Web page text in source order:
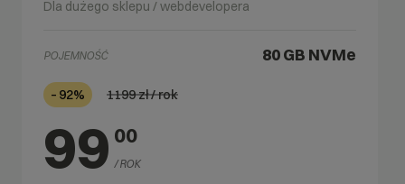
Dla dużego sklepu / webdevelopera
POJEMNOŚĆ 80 GB NVMe
– 92% 1199zł / rok
99 00
/ ROK